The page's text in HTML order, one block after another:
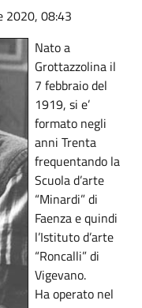
2020, 08:43
Nato a
Grottazzolina il
7 febbraio del
1919, si e’
formato negli
anni Trenta
frequentando la
Scuola d’arte
“Minardi” di
Faenza e quindi
l’Istituto d’arte
“Roncalli” di
Vigevano.
Ha operato nel